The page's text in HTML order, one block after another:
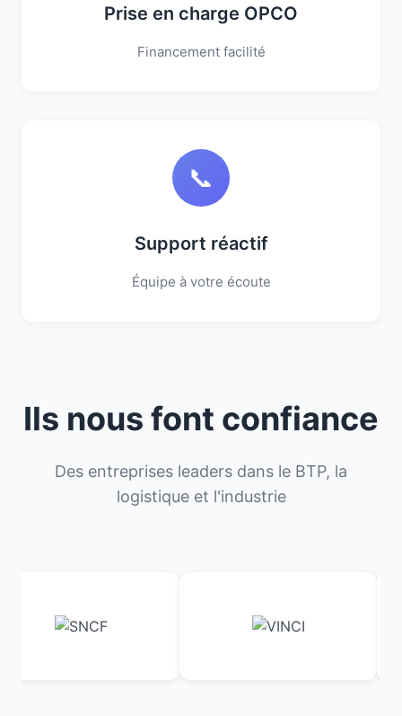
Prise en charge OPCO
Financement facilité
📞
Support réactif
Équipe à votre écoute
Ils nous font confiance
Des entreprises leaders dans le BTP, la
logistique et l'industrie